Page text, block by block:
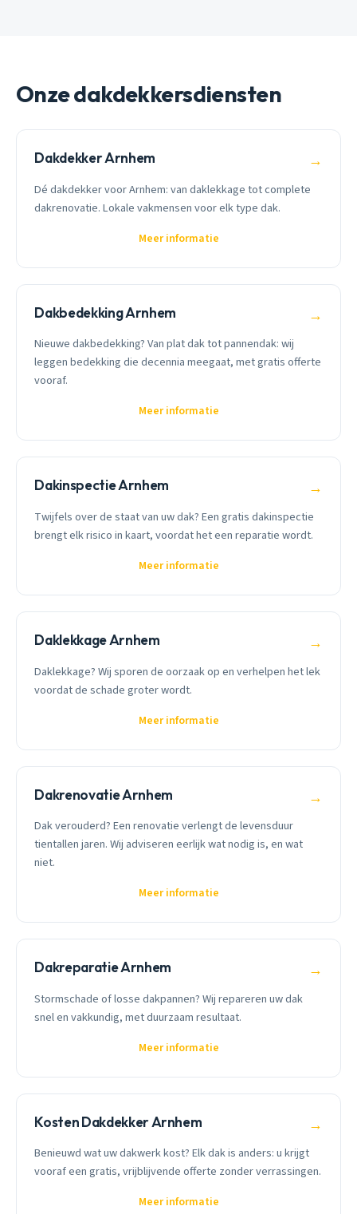
Onze dakdekkersdiensten
Dakdekker Arnhem →
Dé dakdekker voor Arnhem: van daklekkage tot complete
dakrenovatie. Lokale vakmensen voor elk type dak.
Meer informatie
Dakbedekking Arnhem →
Nieuwe dakbedekking? Van plat dak tot pannendak: wij
leggen bedekking die decennia meegaat, met gratis offerte
vooraf.
Meer informatie
Dakinspectie Arnhem →
Twijfels over de staat van uw dak? Een gratis dakinspectie
brengt elk risico in kaart, voordat het een reparatie wordt.
Meer informatie
Daklekkage Arnhem →
Daklekkage? Wij sporen de oorzaak op en verhelpen het lek
voordat de schade groter wordt.
Meer informatie
Dakrenovatie Arnhem →
Dak verouderd? Een renovatie verlengt de levensduur
tientallen jaren. Wij adviseren eerlijk wat nodig is, en wat
niet.
Meer informatie
Dakreparatie Arnhem →
Stormschade of losse dakpannen? Wij repareren uw dak
snel en vakkundig, met duurzaam resultaat.
Meer informatie
Kosten Dakdekker Arnhem →
Benieuwd wat uw dakwerk kost? Elk dak is anders: u krijgt
vooraf een gratis, vrijblijvende offerte zonder verrassingen.
Meer informatie